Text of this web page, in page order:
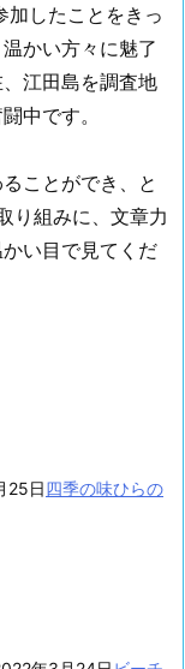
加したことをきっ
かい方々に魅了
江田島を調査地
中です。
ことができ、と
り組みに、文章力
い目で見てくだ
25日四季の味ひらの